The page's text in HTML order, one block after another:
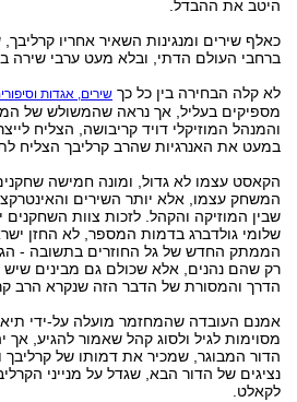
היטב את ההבדל.
כאלף שירים ומנגינות השאיר אחריו
ברחבי העולם הדתי, ובלא מעט ערבי שירה
לא קלה הבחירה בין כל כך שירים, אגדות
מספיקים בעליל, אך נראה שהמשולש של
והמנהל המוזיקלי דויד קריבושה, הצליח
במעט את האנרגיות שהרב קרליבך הצליח
הקאסט עצמו לא גדול, ומונה חמישה
המשחק עצמו, אלא יותר השירים
שבין המוזיקה והקהל. לזכות צוות
שלומי גולדברג בדמות המספר, לא החזן
הממתק החדש של גל החוזרים בתשובה -
רק שהם נהנים, אלא שכולם גם מבינים
הדרך והמסורת של הדבר הזה שנקרא הרב
אמנם העובדה שהמחזמר מועלה על-ידי
מסוימות לגיל ולסוג קהל שאמור להגיע, אך
הדור המבוגר, שמכיר את דמותו של קרליבך
נציגים של הדור הבא, שגדל על מנייני
לקאלט.